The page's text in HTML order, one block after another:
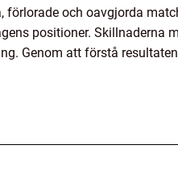
förlorade och oavgjorda
positioner. Skillnaderna
Genom att förstå